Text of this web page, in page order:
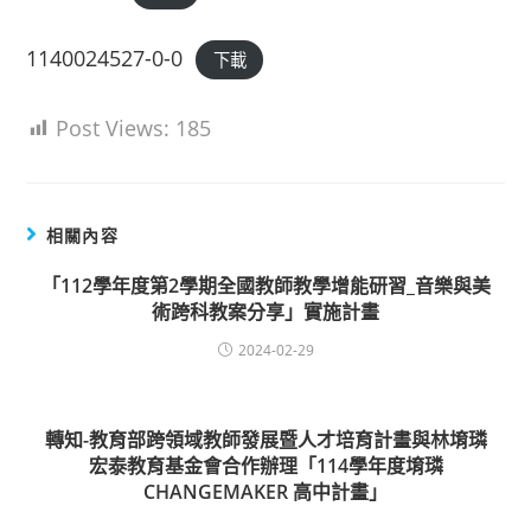
1140024527-0-0 下載
Post Views: 185
相關內容
「112學年度第2學期全國教師教學增能研習_音樂與美
術跨科教案分享」實施計畫
2024-02-29
轉知-教育部跨領域教師發展暨人才培育計畫與林堉璘
宏泰教育基金會合作辦理「114學年度堉璘
CHANGEMAKER 高中計畫」